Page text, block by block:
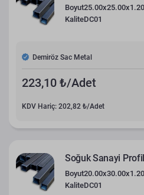
Boyut
KaliteDC01
Demiröz Sac Metal
223,10 ₺/Adet
KDV Hariç: 202,82 ₺/Adet
Soğuk Sanayi
Boyut
KaliteDC01